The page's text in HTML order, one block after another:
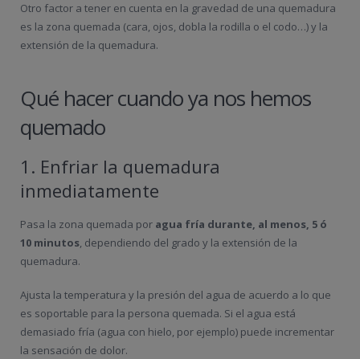
Otro factor a tener en cuenta en la gravedad de una quemadura
es la zona quemada (cara, ojos, dobla la rodilla o el codo…) y la
extensión de la quemadura.
Qué hacer cuando ya nos hemos
quemado
1. Enfriar la quemadura
inmediatamente
Pasa la zona quemada por agua fría durante, al menos, 5 ó
10 minutos, dependiendo del grado y la extensión de la
quemadura.
Ajusta la temperatura y la presión del agua de acuerdo a lo que
es soportable para la persona quemada. Si el agua está
demasiado fría (agua con hielo, por ejemplo) puede incrementar
la sensación de dolor.